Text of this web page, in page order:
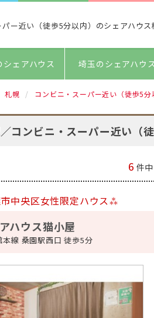
ー近い（徒歩5分以内）のシェアハウス
シェアハウス 埼玉のシェアハウ
札幌 コンビニ・スーパー近い（徒歩5分
コンビニ・スーパー近い（
6 件中
中央区女性限定ハウス⁂
ハウス猫小屋
本線 桑園駅西口 徒歩5分